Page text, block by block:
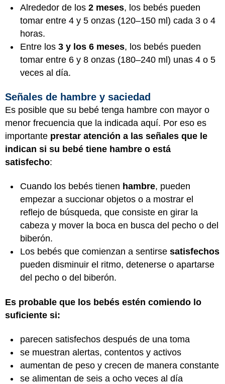
Alrededor de los 2 meses, los bebés pueden
tomar entre 4 y 5 onzas (120–150 ml) cada 3 o 4
horas.
Entre los 3 y los 6 meses, los bebés pueden
tomar entre 6 y 8 onzas (180–240 ml) unas 4 o 5
veces al día.
Señales de hambre y saciedad
Es posible que su bebé tenga hambre con mayor o
menor frecuencia que la indicada aquí. Por eso es
importante prestar atención a las señales que le
indican si su bebé tiene hambre o está
satisfecho:
Cuando los bebés tienen hambre, pueden
empezar a succionar objetos o a mostrar el
reflejo de búsqueda, que consiste en girar la
cabeza y mover la boca en busca del pecho o del
biberón.
Los bebés que comienzan a sentirse satisfechos
pueden disminuir el ritmo, detenerse o apartarse
del pecho o del biberón.
Es probable que los bebés estén comiendo lo
suficiente si:
parecen satisfechos después de una toma
se muestran alertas, contentos y activos
aumentan de peso y crecen de manera constante
se alimentan de seis a ocho veces al día